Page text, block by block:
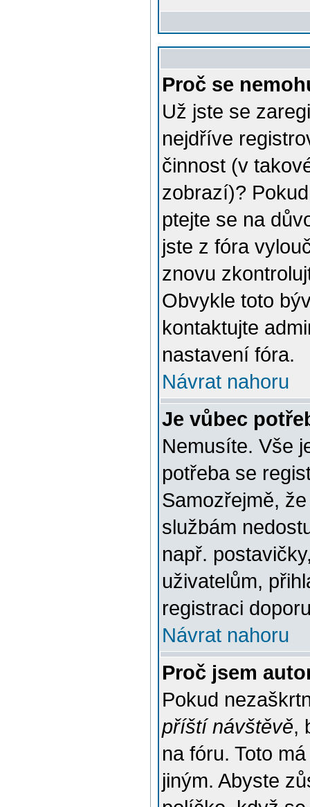
Proč se
Už jste se
nejdříve
činnost (v
zobrazí)?
ptejte se na
jste z fóra
znovu
Obvykle toto
kontaktujte
nastavení fóra.
Návrat nahoru
Je vůbec
Nemusíte. Vše
potřeba se
Samozřejmě,
službám
např.
uživatelům,
registraci
Návrat nahoru
Proč jsem
Pokud
příští návštěvě,
na fóru. Toto
jiným. Abyste